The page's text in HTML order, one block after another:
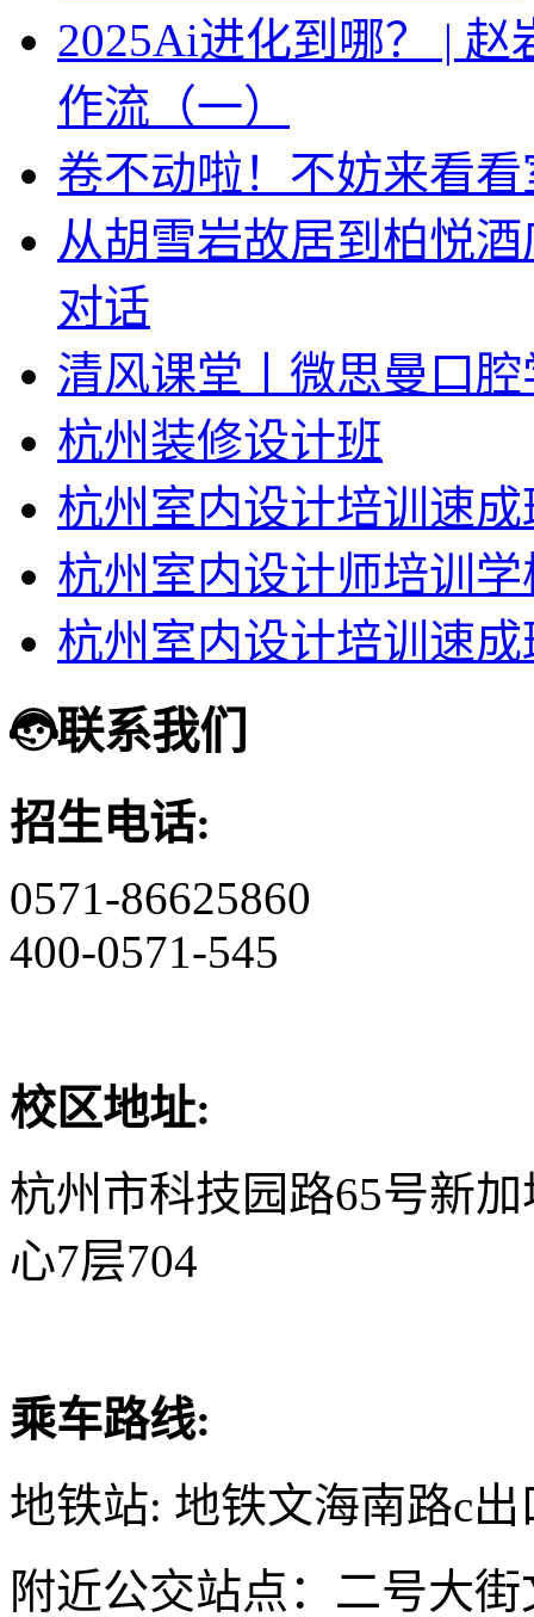
2025Ai进化到哪？ |
作流（一）
卷不动啦！不妨来看
从胡雪岩故居到柏悦
对话
清风课堂丨微思曼口
杭州装修设计班
杭州室内设计培训速成
杭州室内设计师培训
杭州室内设计培训速成
联系我们
招生电话:
0571-86625860
400-0571-545
校区地址:
杭州市科技园路65号新
心7层704
乘车路线:
地铁站: 地铁文海南路c出
附近公交站点：二号大